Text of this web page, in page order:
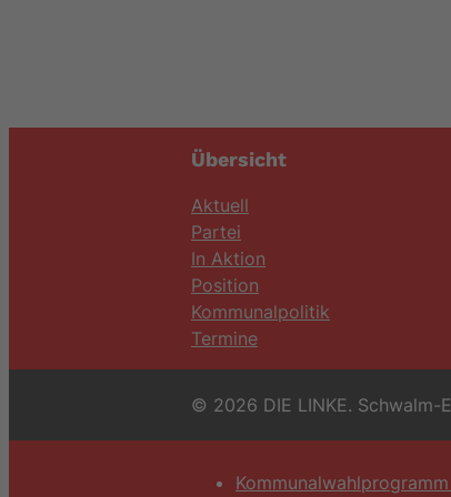
Übersicht
Aktuell
Partei
In Aktion
Position
Kommunalpolitik
Termine
© 2026 DIE LINKE. Schwalm-